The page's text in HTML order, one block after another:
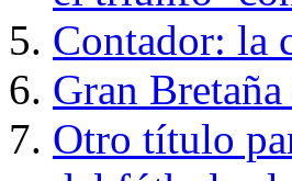
Contador: la
Gran
Otro título